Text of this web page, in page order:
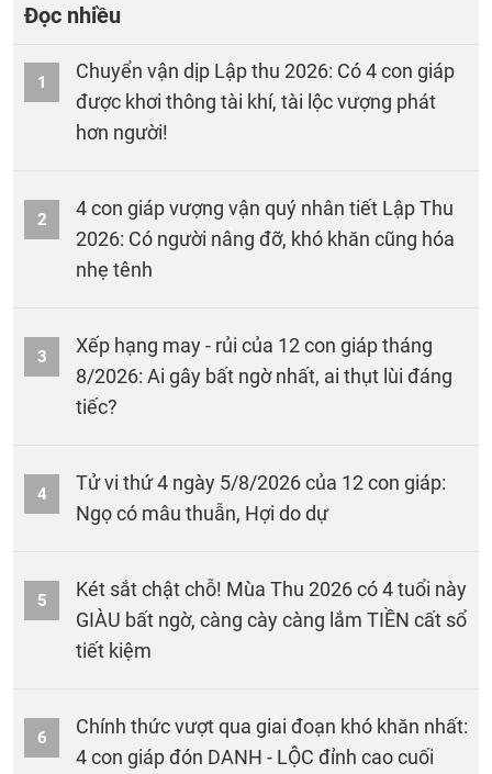
Đọc nhiều
1
Chuyển vận dịp Lập thu 2026: Có 4 con giáp
được khơi thông tài khí, tài lộc vượng phát
hơn người!
2
4 con giáp vượng vận quý nhân tiết Lập Thu
2026: Có người nâng đỡ, khó khăn cũng hóa
nhẹ tênh
3
Xếp hạng may - rủi của 12 con giáp tháng
8/2026: Ai gây bất ngờ nhất, ai thụt lùi đáng
tiếc?
4
Tử vi thứ 4 ngày 5/8/2026 của 12 con giáp:
Ngọ có mâu thuẫn, Hợi do dự
5
Két sắt chật chỗ! Mùa Thu 2026 có 4 tuổi này
GIÀU bất ngờ, càng cày càng lắm TIỀN cất sổ
tiết kiệm
6
Chính thức vượt qua giai đoạn khó khăn nhất:
4 con giáp đón DANH - LỘC đỉnh cao cuối